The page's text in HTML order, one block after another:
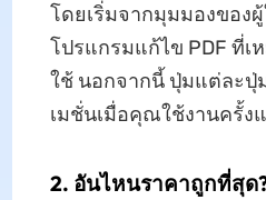
โดยเริ่มจากมุมมองของ
โปรแกรมแก้ไข PDF ที่
ใช้ นอกจากนี้ ปุ่มแต่ละ
เมชั่นเมื่อคุณใช้งานครั้ง
2. อันไหนราคาถูกที่สุด